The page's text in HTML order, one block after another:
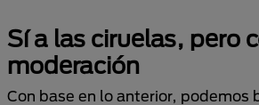
Sí a las ciruelas, pero
moderación
Con base en lo anterior, podemos